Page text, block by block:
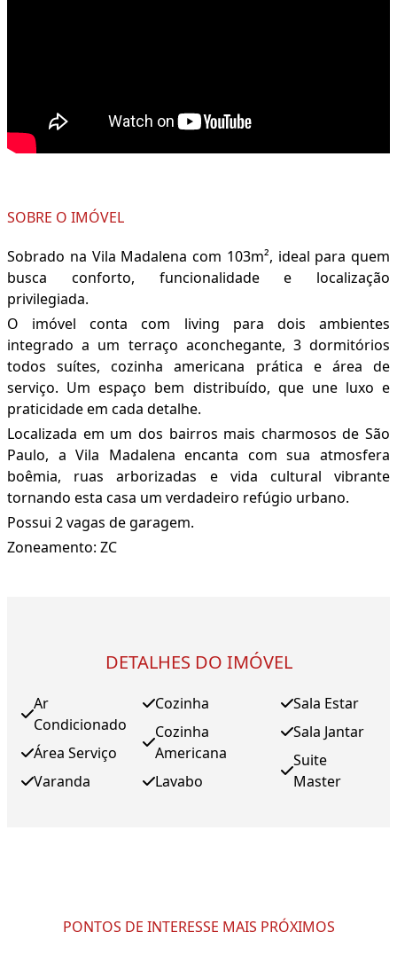
SOBRE O IMÓVEL
Sobrado na Vila Madalena com 103m², ideal para quem
busca conforto, funcionalidade e localização
privilegiada.
O imóvel conta com living para dois ambientes
integrado a um terraço aconchegante, 3 dormitórios
todos suítes, cozinha americana prática e área de
serviço. Um espaço bem distribuído, que une luxo e
praticidade em cada detalhe.
Localizada em um dos bairros mais charmosos de São
Paulo, a Vila Madalena encanta com sua atmosfera
boêmia, ruas arborizadas e vida cultural vibrante
tornando esta casa um verdadeiro refúgio urbano.
Possui 2 vagas de garagem.
Zoneamento: ZC
DETALHES DO IMÓVEL
Ar
Condicionado
Área Serviço
Varanda
Cozinha
Cozinha
Americana
Lavabo
Sala Estar
Sala Jantar
Suite
Master
PONTOS DE INTERESSE MAIS PRÓXIMOS